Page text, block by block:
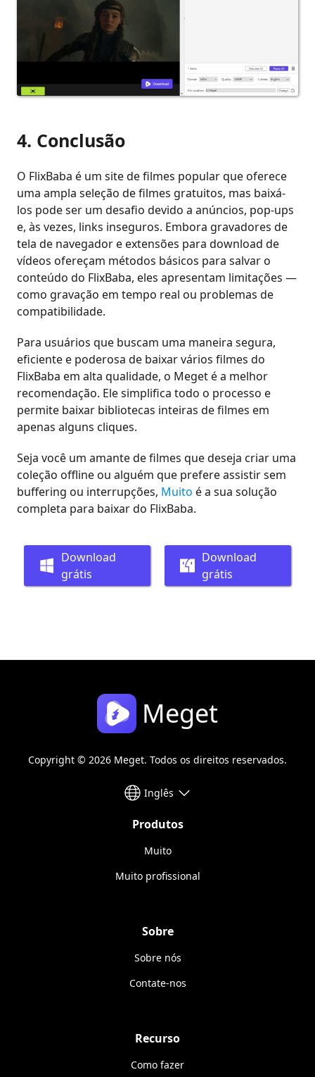
4. Conclusão
O FlixBaba é um site de filmes popular que oferece
uma ampla seleção de filmes gratuitos, mas baixá-
los pode ser um desafio devido a anúncios, pop-ups
e, às vezes, links inseguros. Embora gravadores de
tela de navegador e extensões para download de
vídeos ofereçam métodos básicos para salvar o
conteúdo do FlixBaba, eles apresentam limitações —
como gravação em tempo real ou problemas de
compatibilidade.
Para usuários que buscam uma maneira segura,
eficiente e poderosa de baixar vários filmes do
FlixBaba em alta qualidade, o Meget é a melhor
recomendação. Ele simplifica todo o processo e
permite baixar bibliotecas inteiras de filmes em
apenas alguns cliques.
Seja você um amante de filmes que deseja criar uma
coleção offline ou alguém que prefere assistir sem
buffering ou interrupções, Muito é a sua solução
completa para baixar do FlixBaba.
Download
grátis
Download
grátis
Meget
Copyright © 2026 Meget. Todos os direitos reservados.
Inglês
Produtos
Muito
Muito profissional
Sobre
Sobre nós
Contate-nos
Recurso
Como fazer